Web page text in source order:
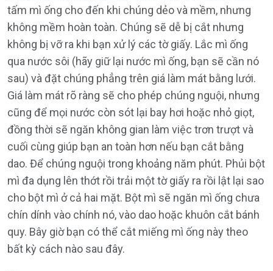
tấm mì ống cho đến khi chúng dẻo và mềm, nhưng
không mềm hoàn toàn. Chúng sẽ dễ bị cắt nhưng
không bị vỡ ra khi bạn xử lý các tờ giấy. Lắc mì ống
qua nước sôi (hãy giữ lại nước mì ống, bạn sẽ cần nó
sau) và đặt chúng phẳng trên giá làm mát bằng lưới.
Giá làm mát rõ ràng sẽ cho phép chúng nguội, nhưng
cũng để mọi nước còn sót lại bay hơi hoặc nhỏ giọt,
đồng thời sẽ ngăn không gian làm việc trơn trượt và
cuối cùng giúp bạn an toàn hơn nếu bạn cắt bằng
dao. Để chúng nguội trong khoảng năm phút. Phủi bột
mì đa dụng lên thớt rồi trải một tờ giấy ra rồi lật lại sao
cho bột mì ở cả hai mặt. Bột mì sẽ ngăn mì ống chưa
chín dính vào chính nó, vào dao hoặc khuôn cắt bánh
quy. Bây giờ bạn có thể cắt miếng mì ống này theo
bất kỳ cách nào sau đây.